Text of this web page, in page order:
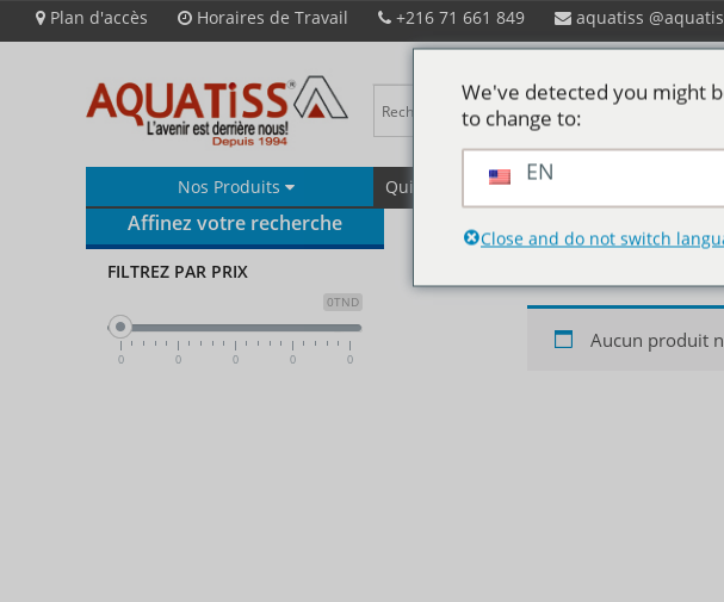
Plan d'accès Horaires de Travail +216 71 661 849 aquatiss
Nos Produits Qui Sommes-Nous ?
Blouse
Aucun produit
Affinez votre recherche
FILTREZ PAR PRIX
0TND
0 0 0 0 0
We've detected you might
to change to:
EN
Close and do not switch